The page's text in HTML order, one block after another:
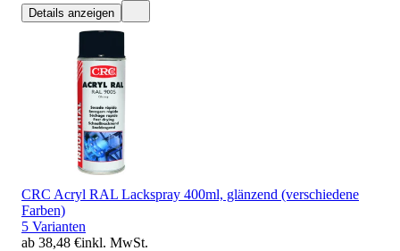
Details anzeigen
CRC Acryl RAL Lackspray 400ml, glänzend (verschiedene
Farben)
5 Varianten
ab 38,48 €inkl. MwSt.